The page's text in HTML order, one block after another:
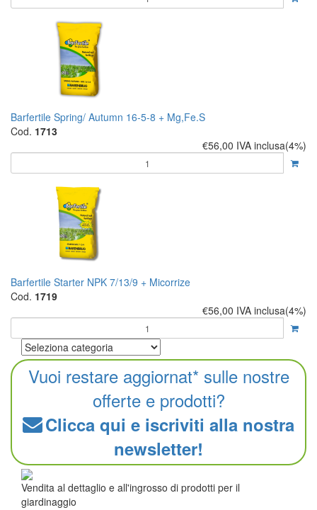
Barfertile Spring/ Autumn 16-5-8 + Mg,Fe.S
Cod. 1713
€56,00 IVA inclusa(4%)
Barfertile Starter NPK 7/13/9 + Micorrize
Cod. 1719
€56,00 IVA inclusa(4%)
Vuoi restare aggiornat* sulle nostre
offerte e prodotti?
Clicca qui e iscriviti alla nostra
newsletter!
Vendita al dettaglio e all'ingrosso di prodotti per il
giardinaggio